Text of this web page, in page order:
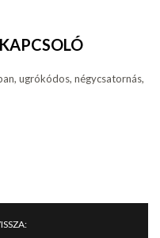
ugrókódos, négycsatornás,